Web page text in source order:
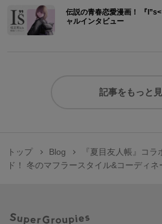
伝説の青春恋愛漫画！ 『
ャルインタビュー
記事をもっと
トップ Blog
『夏目友人帳』コ
ド！ 冬のマフラースタイル&コーディネ